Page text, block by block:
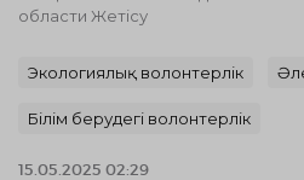
области Жетісу
Экологиялық волонтерлік
Білім берудегі волонтерлік
15.05.2025 02:29